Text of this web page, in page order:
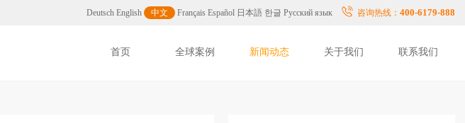
Deutsch English 中文 Français Español 日本語 한글 Русский язык 咨询热线： 400-6179-888
首页 全球案例 新闻动态 关于我们 联系我们